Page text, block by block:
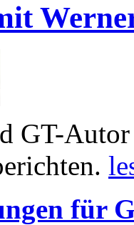
GT-
für